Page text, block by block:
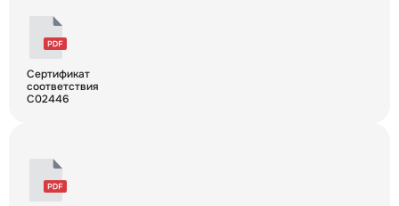
Сертификат
соответствия
С02446